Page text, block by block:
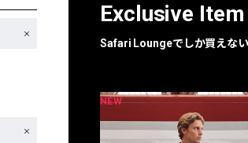
Exclusive Item
Safari Loungeでしか買えな
NEW